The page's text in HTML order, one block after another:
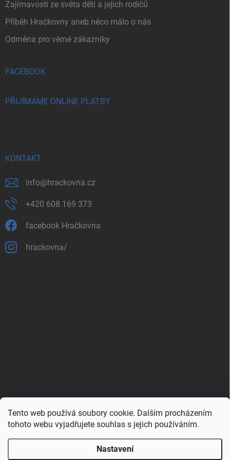
Tento web používá soubory cookie. Dalším procházením
tohoto webu vyjadřujete souhlas s jejich používáním.
Nastavení
Zajímavosti ze světa dětí a jejich rodičů
Příběh Hračkovny aneb něco málo o nás
Odměna pro věrné zákazníky
FACEBOOK
PŘIJÍMÁME ONLINE PLATBY
KONTAKT
info@hrackovna.cz
+420 608 169 373
facebook Hračkovna
hrackovna/
Zboží.cz Heureka.cz Porovnávač.cz